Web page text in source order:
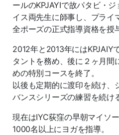
ールのKPJAYIで故パタビ・
イス両先生に師事し、プライ
全ポーズの正式指導資格を授
2012年と2013年にはKPJAIY
タントを務め、後に２ヶ月間
めの特別コースを終了。
以後も定期的に渡印を続け、
バンスシリーズの練習を続け
現在はIYC荻窪の早朝マイソ
1000名以上にヨガを指導。